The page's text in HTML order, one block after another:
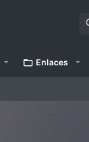
Enlaces